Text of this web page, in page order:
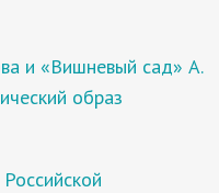
и «Вишневый сад» А.
образ